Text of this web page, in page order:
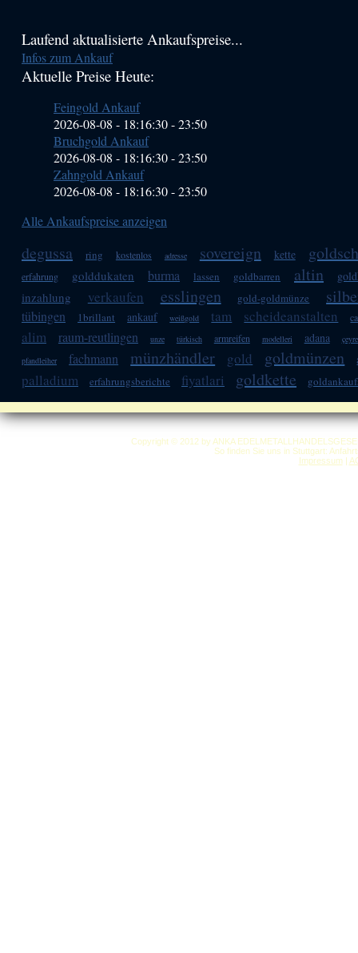
Haupt-
Sidebar
Laufend aktualisierte Ankaufspreise...
Infos zum Ankauf
Aktuelle Preise Heute:
Feingold Ankauf
2026-08-08 - 18:16:30-23:50
Bruchgold Ankauf
2026-08-08 - 18:16:30-23:50
Zahngold Ankauf
2026-08-08 - 18:16:30-23:50
Alle Ankaufspreise anzeigen
degussa ring kostenlos adresse sovereign kette
erfahrung golddukaten burma lassen goldbarren altin
inzahlung verkaufen esslingen gold-goldmünze
tübingen 1brillant ankauf weißgold tam scheideanstalten
alim raum-reutlingen unze türkisch armreifen modelleri adana
pfandleiher
fachmann münzhändler gold goldmünzen
palladium erfahrungsberichte fiyatlari goldkette
Copyright © 2012 by ANKA
So finden Sie uns in Stuttgart:
Impressum|